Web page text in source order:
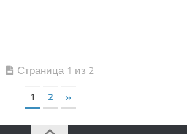
Страница 1 из 2
1 2 »